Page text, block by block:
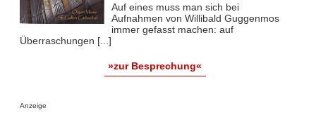
Auf eines muss man sich bei
Aufnahmen von Willibald Guggenmos
immer gefasst machen: auf
Überraschungen [...]
»zur Besprechung«
Anzeige